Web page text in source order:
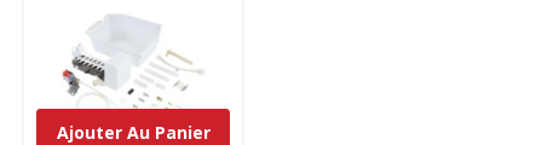
Ajouter Au Panier